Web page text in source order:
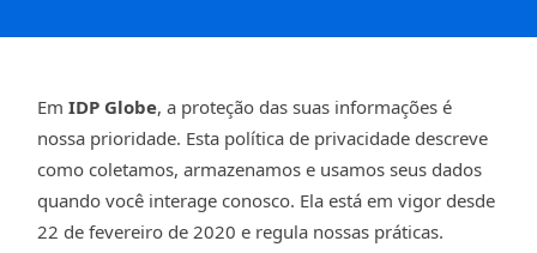
Em IDP Globe, a proteção das suas informações é
nossa prioridade. Esta política de privacidade descreve
como coletamos, armazenamos e usamos seus dados
quando você interage conosco. Ela está em vigor desde
22 de fevereiro de 2020 e regula nossas práticas.